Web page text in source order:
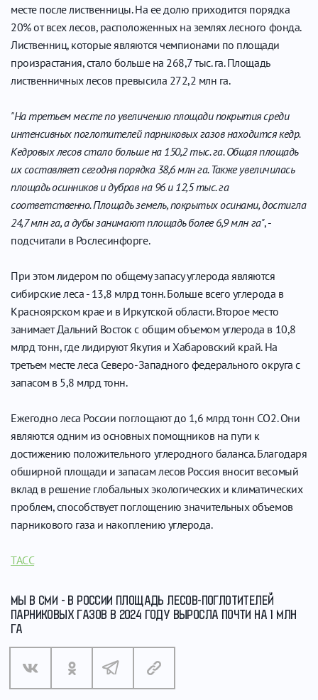
месте после лиственницы. На ее долю приходится порядка
20% от всех лесов, расположенных на землях лесного фонда.
Лиственниц, которые являются чемпионами по площади
произрастания, стало больше на 268,7 тыс. га. Площадь
лиственничных лесов превысила 272,2 млн га.
"На третьем месте по увеличению площади покрытия среди
интенсивных поглотителей парниковых газов находится кедр.
Кедровых лесов стало больше на 150,2 тыс. га. Общая площадь
их составляет сегодня порядка 38,6 млн га. Также увеличилась
площадь осинников и дубрав на 96 и 12,5 тыс. га
соответственно. Площадь земель, покрытых осинами, достигла
24,7 млн га, а дубы занимают площадь более 6,9 млн га", -
подсчитали в Рослесинфорге.
При этом лидером по общему запасу углерода являются
сибирские леса - 13,8 млрд тонн. Больше всего углерода в
Красноярском крае и в Иркутской области. Второе место
занимает Дальний Восток с общим объемом углерода в 10,8
млрд тонн, где лидируют Якутия и Хабаровский край. На
третьем месте леса Северо-Западного федерального округа с
запасом в 5,8 млрд тонн.
Ежегодно леса России поглощают до 1,6 млрд тонн СО2. Они
являются одним из основных помощников на пути к
достижению положительного углеродного баланса. Благодаря
обширной площади и запасам лесов Россия вносит весомый
вклад в решение глобальных экологических и климатических
проблем, способствует поглощению значительных объемов
парникового газа и накоплению углерода.
ТАСС
МЫ В СМИ - В РОССИИ ПЛОЩАДЬ ЛЕСОВ-ПОГЛОТИТЕЛЕЙ
ПАРНИКОВЫХ ГАЗОВ В 2024 ГОДУ ВЫРОСЛА ПОЧТИ НА 1 МЛН
ГА